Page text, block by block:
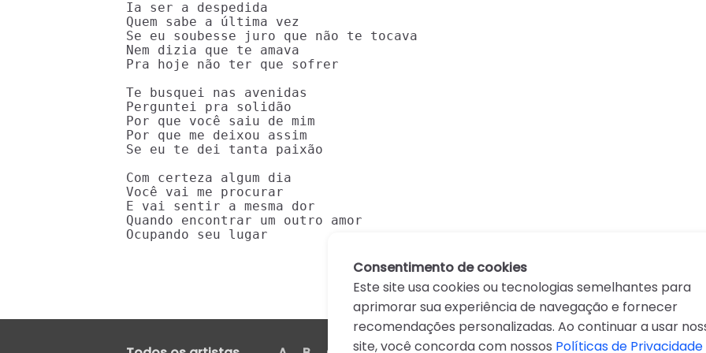
Ia ser a despedida
Quem sabe a última vez
Se eu soubesse juro que não te tocava
Nem dizia que te amava
Pra hoje não ter que sofrer
Te busquei nas avenidas
Perguntei pra solidão
Por que você saiu de mim
Por que me deixou assim
Se eu te dei tanta paixão
Com certeza algum dia
Você vai me procurar
E vai sentir a mesma dor
Quando encontrar um outro amor
Ocupando seu lugar
Consentimento de cookies
Este site usa cookies ou tecnologias semelhantes para
aprimorar sua experiência de navegação e fornecer
recomendações personalizadas. Ao continuar a usar
site, você concorda com nossos Políticas de Privacidade